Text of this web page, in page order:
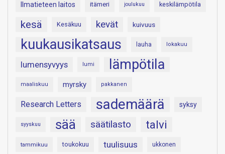
Ilmatieteen laitos itämeri joulukuu keskilämpötila
kesä Kesäkuu kevät kuivuus
kuukausikatsaus lauha lokakuu
lumensyvyys lumi lämpötila
maaliskuu myrsky pakkanen
Research Letters sademäärä syksy
syyskuu sää säätilasto talvi
tammikuu toukokuu tuulisuus ukkonen